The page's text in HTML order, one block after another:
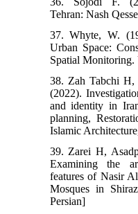
Tehran: Nash
37. Whyte, W.
Urban Space:
Spatial Monitoring.
38. Zah Tabchi
(2022).
and identity in
planning,
Islamic
39. Zarei H,
Examining the
features of Nasir
Mosques in
Persian]